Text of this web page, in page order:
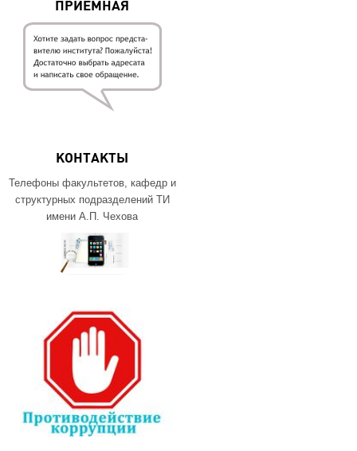
ПРИЕМНАЯ
КОНТАКТЫ
Телефоны факультетов, кафедр и
структурных подразделений ТИ
имени А.П. Чехова